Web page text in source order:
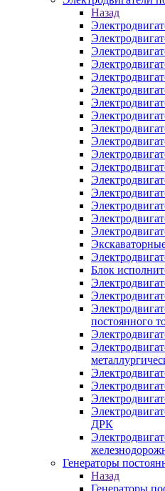
Назад
Блок
постоянного
ДРК
Генераторы
Назад
Генераторы